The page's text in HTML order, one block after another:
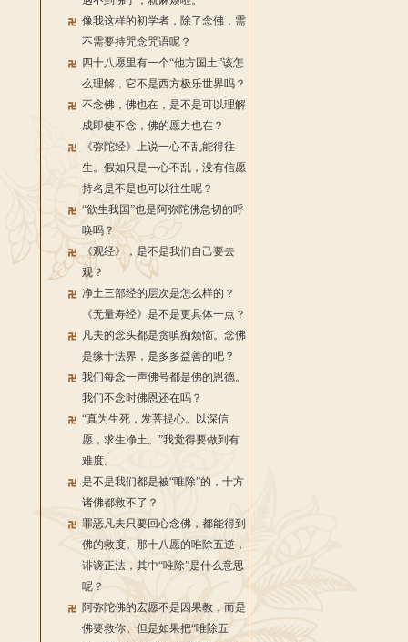
像我这样的初学者，除了念佛，需
不需要持咒念咒语呢？
四十八愿里有一个“他方国土”该怎
么理解，它不是西方极乐世界吗？
不念佛，佛也在，是不是可以理解
成即使不念，佛的愿力也在？
《弥陀经》上说一心不乱能得往
生。假如只是一心不乱，没有信愿
持名是不是也可以往生呢？
“欲生我国”也是阿弥陀佛急切的呼
唤吗？
《观经》，是不是我们自己要去
观？
净土三部经的层次是怎么样的？
《无量寿经》是不是更具体一点？
凡夫的念头都是贪嗔痴烦恼。念佛
是缘十法界，是多多益善的吧？
我们每念一声佛号都是佛的恩德。
我们不念时佛恩还在吗？
“真为生死，发菩提心。以深信
愿，求生净土。”我觉得要做到有
难度。
是不是我们都是被“唯除”的，十方
诸佛都救不了？
罪恶凡夫只要回心念佛，都能得到
佛的救度。那十八愿的唯除五逆，
诽谤正法，其中“唯除”是什么意思
呢？
阿弥陀佛的宏愿不是因果教，而是
佛要救你。但是如果把“唯除五